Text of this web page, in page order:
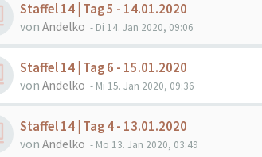
Staffel 14 | Tag 5 - 14.01.2020
von Andelko - Di 14. Jan 2020, 09:06
Staffel 14 | Tag 6 - 15.01.2020
von Andelko - Mi 15. Jan 2020, 09:36
Staffel 14 | Tag 4 - 13.01.2020
von Andelko - Mo 13. Jan 2020, 03:49